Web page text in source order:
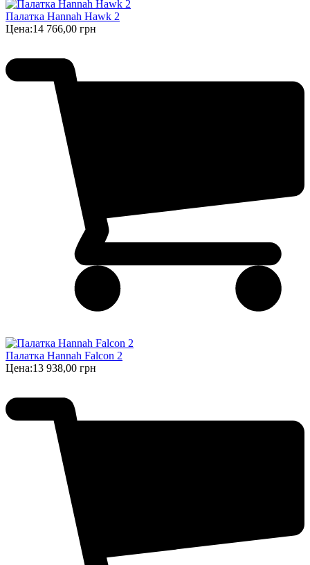
Палатка Hannah Hawk 2
Цена:14 766,00 грн
Палатка Hannah Falcon 2
Цена:13 938,00 грн